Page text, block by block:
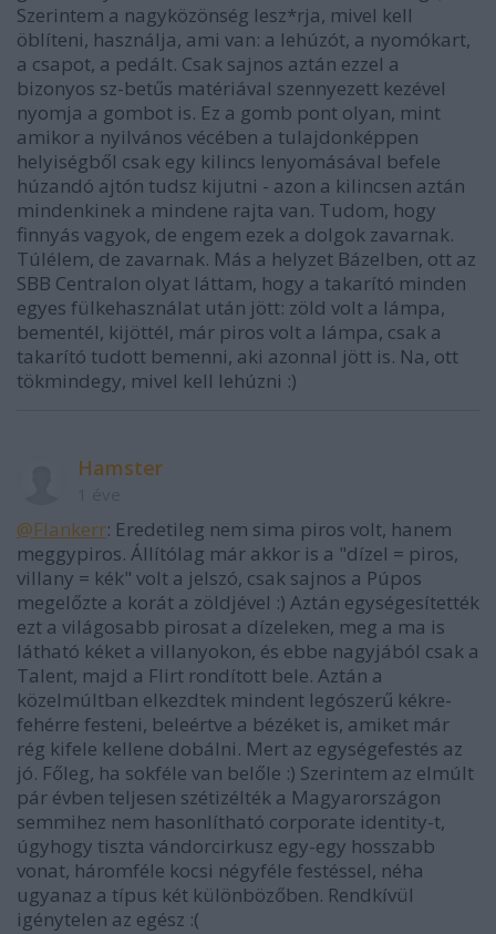
Szerintem a nagyközönség lesz*rja, mivel kell
öblíteni, használja, ami van: a lehúzót, a nyomókart,
a csapot, a pedált. Csak sajnos aztán ezzel a
bizonyos sz-betűs matériával szennyezett kezével
nyomja a gombot is. Ez a gomb pont olyan, mint
amikor a nyilvános vécében a tulajdonképpen
helyiségből csak egy kilincs lenyomásával befele
húzandó ajtón tudsz kijutni - azon a kilincsen aztán
mindenkinek a mindene rajta van. Tudom, hogy
finnyás vagyok, de engem ezek a dolgok zavarnak.
Túlélem, de zavarnak. Más a helyzet Bázelben, ott az
SBB Centralon olyat láttam, hogy a takarító minden
egyes fülkehasználat után jött: zöld volt a lámpa,
bementél, kijöttél, már piros volt a lámpa, csak a
takarító tudott bemenni, aki azonnal jött is. Na, ott
tökmindegy, mivel kell lehúzni :)
Hamster
@Flankerr: Eredetileg nem sima piros volt, hanem
meggypiros. Állítólag már akkor is a "dízel = piros,
villany = kék" volt a jelszó, csak sajnos a Púpos
megelőzte a korát a zöldjével :) Aztán egységesítették
ezt a világosabb pirosat a dízeleken, meg a ma is
látható kéket a villanyokon, és ebbe nagyjából csak a
Talent, majd a Flirt rondított bele. Aztán a
közelmúltban elkezdtek mindent legószerű kékre-
fehérre festeni, beleértve a bézéket is, amiket már
rég kifele kellene dobálni. Mert az egységefestés az
jó. Főleg, ha sokféle van belőle :) Szerintem az elmúlt
pár évben teljesen szétizélték a Magyarországon
semmihez nem hasonlítható corporate identity-t,
úgyhogy tiszta vándorcirkusz egy-egy hosszabb
vonat, háromféle kocsi négyféle festéssel, néha
ugyanaz a típus két különbözőben. Rendkívül
igénytelen az egész :(